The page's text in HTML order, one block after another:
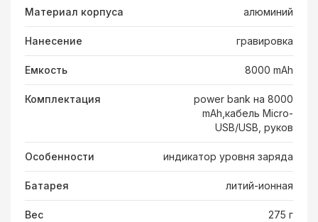
Материал корпуса алюминий
Нанесение гравировка
Емкость 8000 mAh
Комплектация
power bank на 8000
mAh,кабель Micro-
USB/USB, руков
Особенности индикатор уровня заряда
Батарея литий-ионная
Вес 275 г